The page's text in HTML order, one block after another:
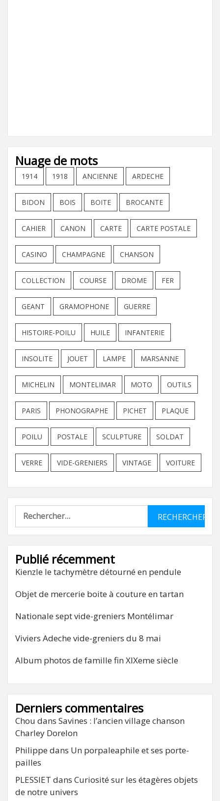
Nuage de mots
1914 1918 ANCIENNE ARDECHE
BIDON BOIS BOITE BROCANTE
CAHIER CANON CARTE CARTE POSTALE
CASINO CHAMPAGNE CHANSON
COLLECTION COURSE DROME FER
GEANT GRAMOPHONE GUERRE
HISTOIRE-POILU HUILE INFANTERIE
INSOLITE JOUET LAMPE MARSANNE
MICHELIN MONTELIMAR MOTO OUTILS
PARIS PHONOGRAPHE PICHET PLAQUE
POILU POSTALE SCULPTURE SOLDAT
VERRE VIDE-GRENIERS VINTAGE VOITURE
Rechercher :
Publié récemment
Kienzle le tachymètre détourné en pendule
Objet de mercerie boite à couture en tartan
Nationale sept vide-greniers Montélimar
Viviers Adeche vide-greniers du 8 mai
Album photos de famille fin XIXeme siècle
Derniers commentaires
Chou dans Savines : l’ancien village chanson
Charley Dorelon
Philippe dans Un porpaleaphile et ses porte-
pailles
PLESSIET dans Curiosité sur les étagères objets
de notre univers